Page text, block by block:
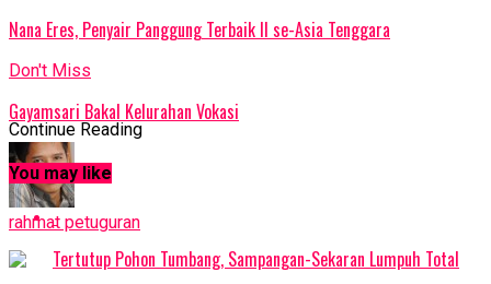
Nana Eres, Penyair Panggung Terbaik II se-Asia Tenggara
Don't Miss
Gayamsari Bakal Kelurahan Vokasi
rahmat petuguran
Continue Reading
You may like
Tertutup Pohon Tumbang, Sampangan-Sekaran Lumpuh Total